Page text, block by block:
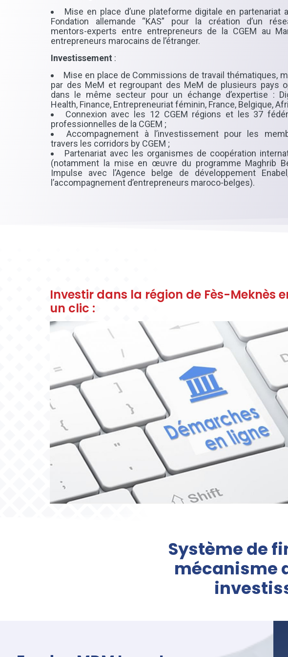
Mise en place d’une plateforme digitale en partenariat
Fondation allemande “KAS” pour la création d’un
mentors-experts entre entrepreneurs de la CGEM au
entrepreneurs marocains de l’étranger.
Investissement :
Mise en place de Commissions de travail thématiques,
par des MeM et regroupant des MeM de plusieurs pays
dans le même secteur pour un échange d’expertise :
Health, Finance, Entrepreneuriat féminin, France, Belgique,
Connexion avec les 12 CGEM régions et les 37
professionnelles de la CGEM ;
Accompagnement à l’investissement pour les
travers les corridors by CGEM ;
Partenariat avec les organismes de coopération
(notamment la mise en œuvre du programme Maghrib
Impulse avec l’Agence belge de développement
l’accompagnement d’entrepreneurs maroco-belges).
Investir dans la région de Fès-Meknès
un clic :
Système de
mécanisme